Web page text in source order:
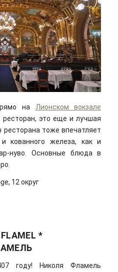
на Лионском вокзале
это еще и лучшая
ресторана тоже впечатляет
кованного железа, как и
нуво. Основные блюда в
12 округ
FLAMEL *
году! Николя Фламель